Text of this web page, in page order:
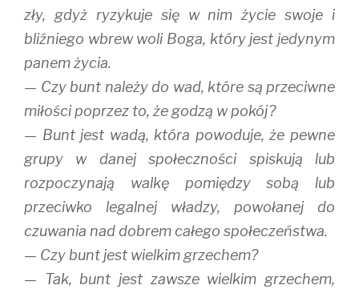
zły, gdyż ryzykuje się w nim życie swoje i
bliźniego wbrew woli Boga, który jest jedynym
panem życia.
— Czy bunt należy do wad, które są przeciwne
miłości poprzez to, że godzą w pokój?
— Bunt jest wadą, która powoduje, że pewne
grupy w danej społeczności spiskują lub
rozpoczynają walkę pomiędzy sobą lub
przeciwko legalnej władzy, powołanej do
czuwania nad dobrem całego społeczeństwa.
— Czy bunt jest wielkim grzechem?
— Tak, bunt jest zawsze wielkim grzechem,